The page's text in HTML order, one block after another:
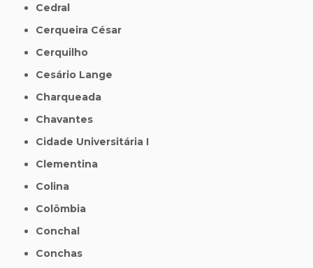
Cedral
Cerqueira César
Cerquilho
Cesário Lange
Charqueada
Chavantes
Cidade Universitária I
Clementina
Colina
Colômbia
Conchal
Conchas